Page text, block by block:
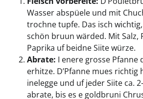
Wasser abspüele und mit
trochne tupfe. Das isch
schön bruun wärded. Mit Salz,
Paprika uf beidne Siite würze.
Abrate: I enere grosse Pfanne
erhitze. D’Pfanne mues richtig
inelegge und uf jeder Siite ca.
abrate, bis es e goldbruni